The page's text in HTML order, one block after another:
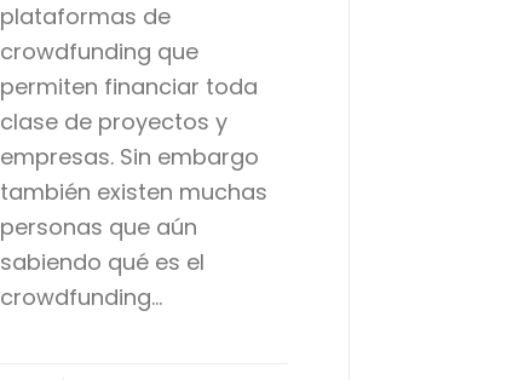
plataformas de
crowdfunding que
permiten financiar toda
clase de proyectos y
empresas. Sin embargo
también existen muchas
personas que aún
sabiendo qué es el
crowdfunding…